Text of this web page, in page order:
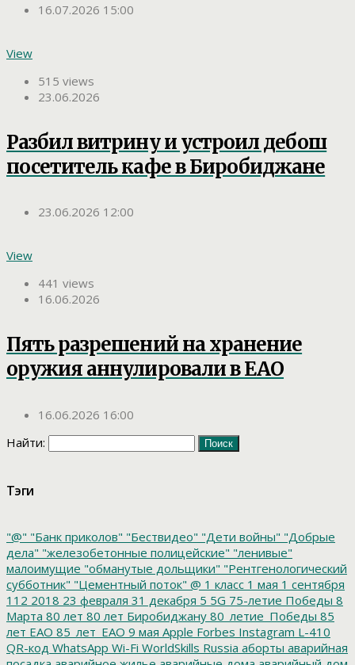
16.07.2026 15:00
View
515 views
23.06.2026
Разбил витрину и устроил дебош
посетитель кафе в Биробиджане
23.06.2026 12:00
View
441 views
16.06.2026
Пять разрешений на хранение
оружия аннулировали в ЕАО
16.06.2026 16:00
Найти:
Тэги
"@" "Банк приколов" "Бествидео" "Дети войны" "Добрые
дела" "железобетонные полицейские" "ленивые"
малоимущие "обманутые дольщики" "Рентгенологический
субботник" "Цементный поток" @ 1 класс 1 мая 1 сентября
112 2018 23 февраля 31 декабря 5 5G 75-летие Победы 8
Марта 80 лет 80 лет Биробиджану 80_летие_Победы 85
лет ЕАО 85_лет_ЕАО 9 мая Apple Forbes Instagram L-410
QR-код WhatsApp Wi-Fi WorldSkills Russia аборты аварийная